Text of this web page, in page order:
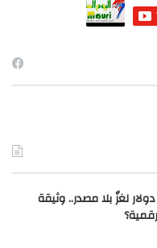
:
مليون دولار لغزٌ بلا مصدر.. وثيقة